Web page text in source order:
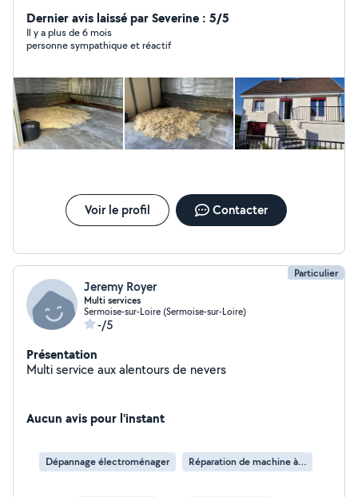
Dernier avis laissé par Severine : 5/5
Il y a plus de 6 mois
personne sympathique et réactif
Voir le profil Contacter
Particulier
Jeremy Royer
Multi services
Sermoise-sur-Loire (Sermoise-sur-Loire)
-/5
Présentation
Multi service aux alentours de nevers
Aucun avis pour l'instant
Dépannage électroménager Réparation de machine à laver